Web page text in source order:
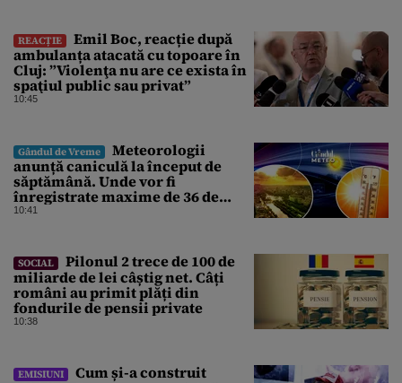
REACȚIE
Emil Boc, reacție după
ambulanța atacată cu topoare în
Cluj: ”Violenţa nu are ce exista în
spaţiul public sau privat”
10:45
Gândul de Vreme
Meteorologii
anunță caniculă la început de
săptămână. Unde vor fi
înregistrate maxime de 36 de
grade. ANM, informații de ultimă
10:41
SOCIAL
Pilonul 2 trece de 100 de
miliarde de lei câștig net. Câți
români au primit plăți din
fondurile de pensii private
10:38
EMISIUNI
Cum și-a construit